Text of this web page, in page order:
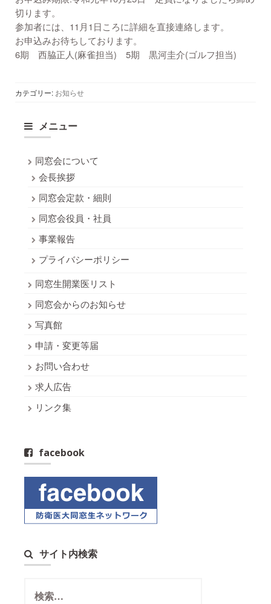
切ります。
参加者には、11月1日ころに詳細を直接連絡します。
お申込みお待ちしております。
6期 西脇正人(麻雀担当) 5期 黒河圭介(ゴルフ担当)
カテゴリー: お知らせ
メニュー
同窓会について
会長挨拶
同窓会定款・細則
同窓会役員・社員
事業報告
プライバシーポリシー
同窓生開業医リスト
同窓会からのお知らせ
写真館
申請・変更等届
お問い合わせ
求人広告
リンク集
facebook
サイト内検索